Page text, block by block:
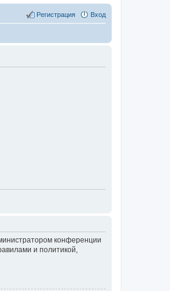
Вход
Регистрация
конференции
и политикой,